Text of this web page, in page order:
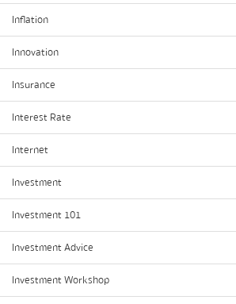
Inflation
Innovation
Insurance
Interest Rate
Internet
Investment
Investment 101
Investment Advice
Investment Workshop